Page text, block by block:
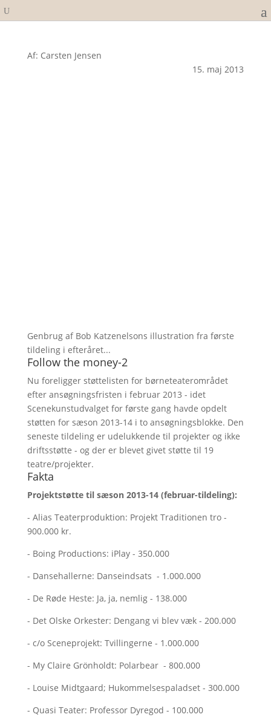
Af: Carsten Jensen
15. maj 2013
Genbrug af Bob Katzenelsons illustration fra første
tildeling i efteråret...
Follow the money-2
Nu foreligger støttelisten for børneteaterområdet
efter ansøgningsfristen i februar 2013 - idet
Scenekunstudvalget for første gang havde opdelt
støtten for sæson 2013-14 i to ansøgningsblokke. Den
seneste tildeling er udelukkende til projekter og ikke
driftsstøtte - og der er blevet givet støtte til 19
teatre/projekter.
Fakta
Projektstøtte til sæson 2013-14 (februar-tildeling):
- Alias Teaterproduktion: Projekt Traditionen tro -
900.000 kr.
- Boing Productions: iPlay - 350.000
- Dansehallerne: Danseindsats - 1.000.000
- De Røde Heste: Ja, ja, nemlig - 138.000
- Det Olske Orkester: Dengang vi blev væk - 200.000
- c/o Sceneprojekt: Tvillingerne - 1.000.000
- My Claire Grönholdt: Polarbear - 800.000
- Louise Midtgaard; Hukommelsespaladset - 300.000
- Quasi Teater: Professor Dyregod - 100.000